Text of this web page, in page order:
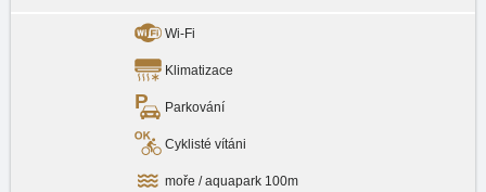
Wi-Fi
Klimatizace
Parkování
Cyklisté vítáni
moře / aquapark 100m